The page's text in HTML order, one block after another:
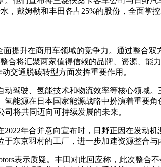
，戴姆勒和丰田各占25%的股份，全面
提升在商用车领域的竞争力。通过整合
合将汇聚两家值得信赖的品牌、资源、
交通脱碳转型方面发挥重要作用。
驾驶、氢能技术和物流效率等核心领域
能源在日本国家能源战略中扮演着重要
将共同迈向可持续发展的未来。
年合并意向宣布时，日野正因在发动
东京羽村的工厂，进一步加速资源整合与
表示质疑。丰田对此回应称，此次整合